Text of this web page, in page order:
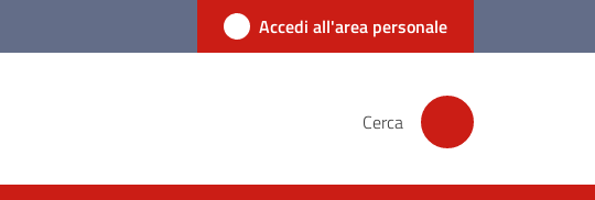
Accedi all'area personale
Cerca